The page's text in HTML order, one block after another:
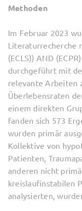
Methoden
Im Februar 2023
Literaturrecherche
(ECLS)) AND
durchgeführt mit
relevante Arbeiten
Überlebensraten
einem direkten
fanden sich 573
wurden primär
Kollektive von
Patienten,
anderen nicht
kreislaufinstabilen
analysierten,